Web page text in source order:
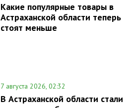
Какие популярные товары в
Астраханской области теперь
стоят меньше
7 августа 2026, 02:32
В Астраханской области стали